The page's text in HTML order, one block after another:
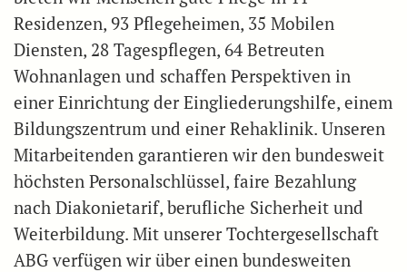
Residenzen, 93 Pflegeheimen, 35 Mobilen
Diensten, 28 Tagespflegen, 64 Betreuten
Wohnanlagen und schaffen Perspektiven in
einer Einrichtung der Eingliederungshilfe, einem
Bildungszentrum und einer Rehaklinik. Unseren
Mitarbeitenden garantieren wir den bundesweit
höchsten Personalschlüssel, faire Bezahlung
nach Diakonietarif, berufliche Sicherheit und
Weiterbildung. Mit unserer Tochtergesellschaft
ABG verfügen wir über einen bundesweiten